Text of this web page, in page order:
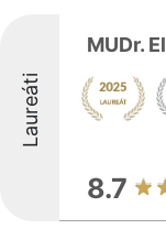
Laureáti
MUDr.
8.7